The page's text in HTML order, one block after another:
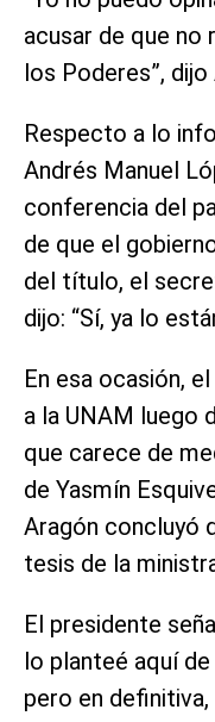
acusar de que no
los Poderes”,
Respecto a lo
Andrés Manuel
conferencia del
de que el
del título, el
dijo: “Sí, ya lo
En esa ocasión,
a la UNAM luego
que carece de
de Yasmín
Aragón concluyó
tesis de la
El presidente
lo planteé aquí
pero en